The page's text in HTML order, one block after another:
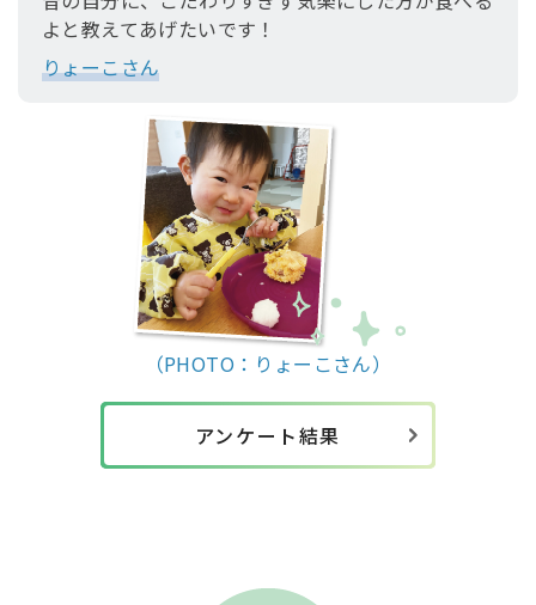
よと教えてあげたいです！
りょーこさん
（PHOTO：りょーこさん）
アンケート結果